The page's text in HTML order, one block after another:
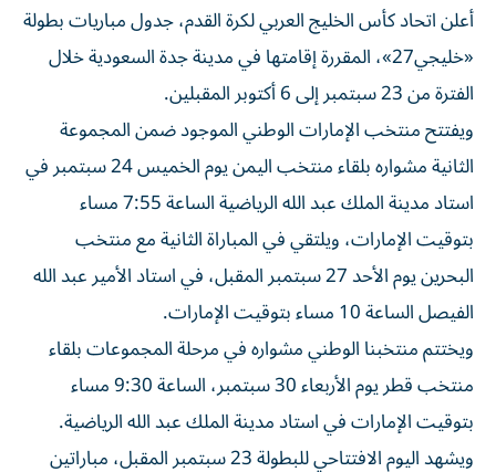
أعلن اتحاد كأس الخليج العربي لكرة القدم، جدول مباريات بطولة
«خليجي27»، المقررة إقامتها في مدينة جدة السعودية خلال
الفترة من 23 سبتمبر إلى 6 أكتوبر المقبلين.
ويفتتح منتخب الإمارات الوطني الموجود ضمن المجموعة
الثانية مشواره بلقاء منتخب اليمن يوم الخميس 24 سبتمبر في
استاد مدينة الملك عبد الله الرياضية الساعة 7:55 مساء
بتوقيت الإمارات، ويلتقي في المباراة الثانية مع منتخب
البحرين يوم الأحد 27 سبتمبر المقبل، في استاد الأمير عبد الله
الفيصل الساعة 10 مساء بتوقيت الإمارات.
ويختتم منتخبنا الوطني مشواره في مرحلة المجموعات بلقاء
منتخب قطر يوم الأربعاء 30 سبتمبر، الساعة 9:30 مساء
بتوقيت الإمارات في استاد مدينة الملك عبد الله الرياضية.
ويشهد اليوم الافتتاحي للبطولة 23 سبتمبر المقبل، مباراتين